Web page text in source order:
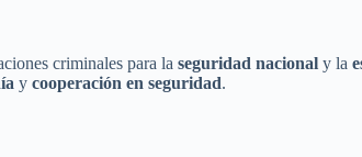
criminales para la seguridad nacional y la
y cooperación en seguridad.